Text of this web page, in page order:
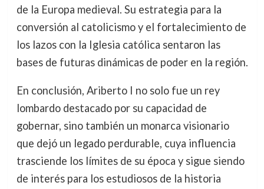
de la Europa medieval. Su estrategia para la
conversión al catolicismo y el fortalecimiento de
los lazos con la Iglesia católica sentaron las
bases de futuras dinámicas de poder en la región.
En conclusión, Ariberto I no solo fue un rey
lombardo destacado por su capacidad de
gobernar, sino también un monarca visionario
que dejó un legado perdurable, cuya influencia
trasciende los límites de su época y sigue siendo
de interés para los estudiosos de la historia